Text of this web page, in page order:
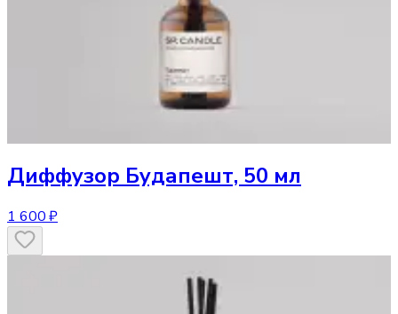
Диффузор Будапешт, 50 мл
1 600 ₽